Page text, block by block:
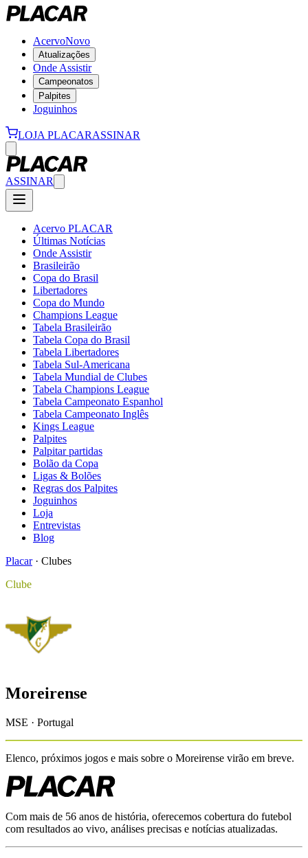
AcervoNovo
Atualizações
Onde Assistir
Campeonatos
Palpites
Joguinhos
LOJA PLACARASSINAR
ASSINAR
Acervo PLACAR
Últimas Notícias
Onde Assistir
Brasileirão
Copa do Brasil
Libertadores
Copa do Mundo
Champions League
Tabela Brasileirão
Tabela Copa do Brasil
Tabela Libertadores
Tabela Sul-Americana
Tabela Mundial de Clubes
Tabela Champions League
Tabela Campeonato Espanhol
Tabela Campeonato Inglês
Kings League
Palpites
Palpitar partidas
Bolão da Copa
Ligas & Bolões
Regras dos Palpites
Joguinhos
Loja
Entrevistas
Blog
Placar · Clubes
Clube
Moreirense
MSE · Portugal
Elenco, próximos jogos e mais sobre o Moreirense virão em breve.
Com mais de 56 anos de história, oferecemos cobertura do futebol
com resultados ao vivo, análises precisas e notícias atualizadas.